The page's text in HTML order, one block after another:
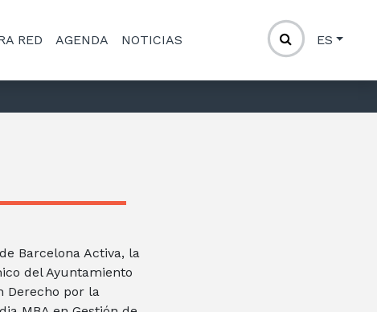
RED AGENDA NOTICIAS ES
Barcelona Activa, la
del Ayuntamiento
Derecho por la